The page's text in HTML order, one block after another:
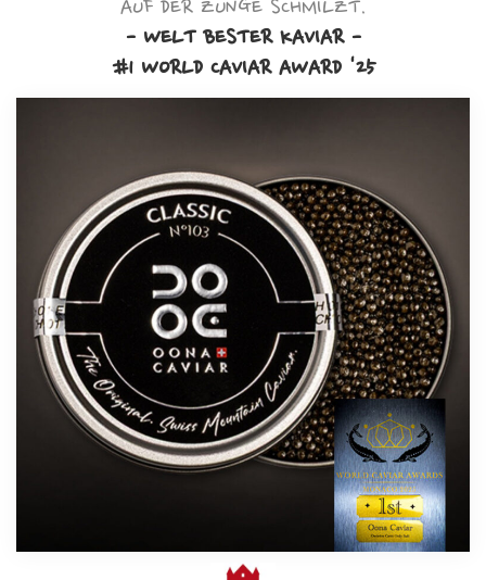
AUF DER ZUNGE SCHMILZT.
- WELT BESTER KAVIAR -
#1 WORLD CAVIAR AWARD '25